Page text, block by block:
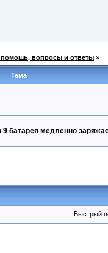
помощь, вопросы и ответы »
Тема
батарея медленно
Быстрый